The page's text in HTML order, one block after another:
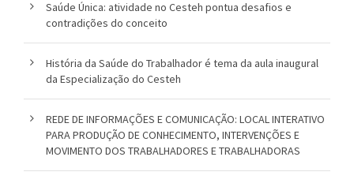
Saúde Única: atividade no Cesteh pontua desafios e
contradições do conceito
História da Saúde do Trabalhador é tema da aula inaugural
da Especialização do Cesteh
REDE DE INFORMAÇÕES E COMUNICAÇÃO: LOCAL INTERATIVO
PARA PRODUÇÃO DE CONHECIMENTO, INTERVENÇÕES E
MOVIMENTO DOS TRABALHADORES E TRABALHADORAS